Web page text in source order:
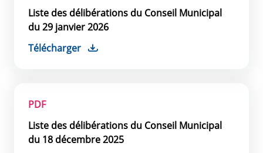
Liste des délibérations du Conseil Municipal
du 29 janvier 2026
Télécharger
PDF
Liste des délibérations du Conseil Municipal
du 18 décembre 2025